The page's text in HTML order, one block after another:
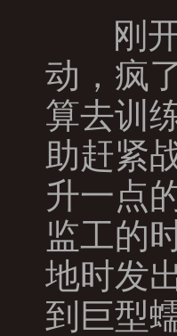
刚开
动，疯
算去训
助赶紧
升一点
监工的
地时发
到巨型